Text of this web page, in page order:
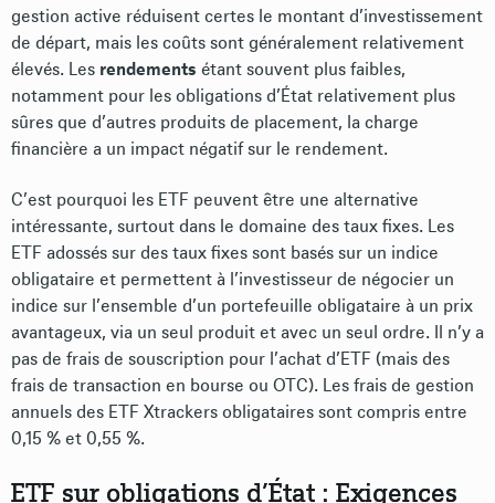
gestion active réduisent certes le montant d’investissement
de départ, mais les coûts sont généralement relativement
élevés. Les rendements étant souvent plus faibles,
notamment pour les obligations d’État relativement plus
sûres que d’autres produits de placement, la charge
financière a un impact négatif sur le rendement.
C’est pourquoi les ETF peuvent être une alternative
intéressante, surtout dans le domaine des taux fixes. Les
ETF adossés sur des taux fixes sont basés sur un indice
obligataire et permettent à l’investisseur de négocier un
indice sur l’ensemble d’un portefeuille obligataire à un prix
avantageux, via un seul produit et avec un seul ordre. Il n’y a
pas de frais de souscription pour l’achat d’ETF (mais des
frais de transaction en bourse ou OTC). Les frais de gestion
annuels des ETF Xtrackers obligataires sont compris entre
0,15 % et 0,55 %.
ETF sur obligations d’État : Exigences